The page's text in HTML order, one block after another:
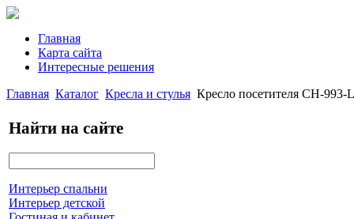
Главная
Карта сайта
Интересные решения
Главная Каталог Кресла и стулья Кресло посетителя CH-
Найти на сайте
Интерьер спальни
Интерьер детской